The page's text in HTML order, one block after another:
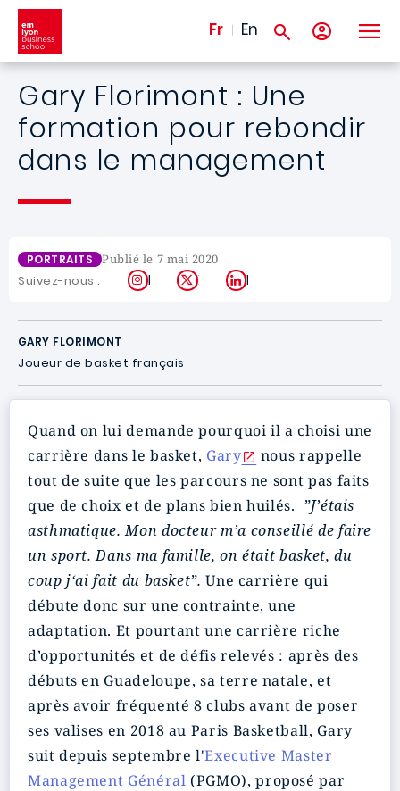
Aller au contenu principal
Fr En
Gary Florimont : Une
formation pour rebondir
dans le management
PORTRAITS Publié le 7 mai 2020
Suivez-nous : Instagram
X LinkedIn
GARY FLORIMONT
Joueur de basket français
Quand on lui demande pourquoi il a choisi une
carrière dans le basket, Gary
nous rappelle
tout de suite que les parcours ne sont pas faits
que de choix et de plans bien huilés. ”J’étais
asthmatique. Mon docteur m’a conseillé de faire
un sport. Dans ma famille, on était basket, du
coup j‘ai fait du basket”.Une carrière qui
débute donc sur une contrainte, une
adaptation. Et pourtant une carrière riche
d’opportunités et de défis relevés : après des
débuts en Guadeloupe, sa terre natale, et
après avoir fréquenté 8 clubs avant de poser
ses valises en 2018 au Paris Basketball, Gary
suit depuis septembre l'Executive Master
Management Général (PGMO), proposé par